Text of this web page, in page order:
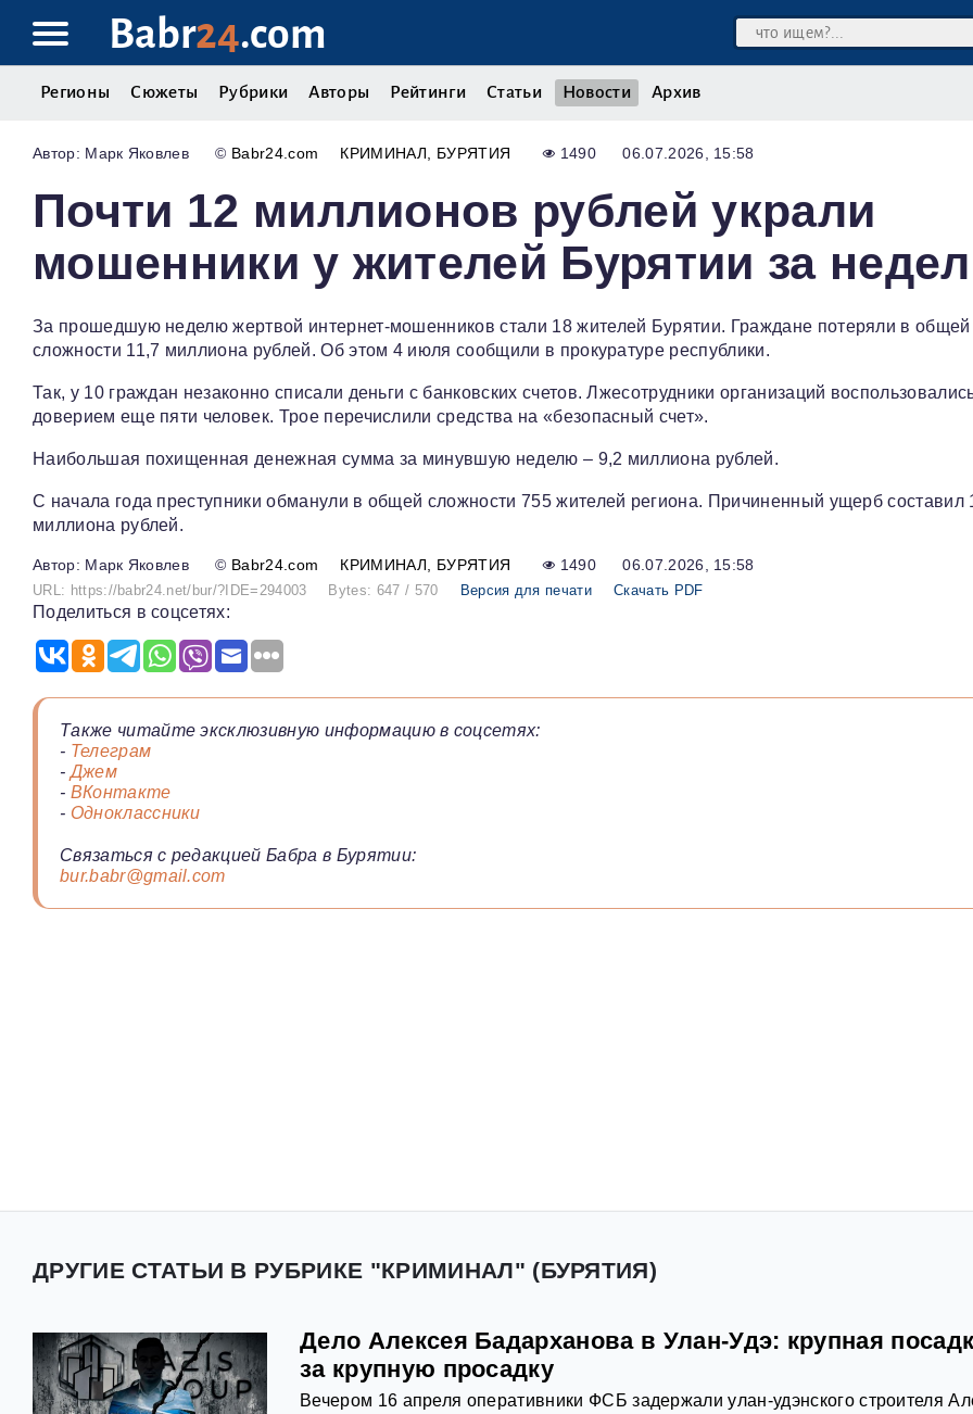
Babr24.com
Регионы Сюжеты Рубрики Авторы Рейтинги Статьи Новости Архив
Марк Яковлев © Babr24.com КРИМИНАЛ БУРЯТИЯ 1490 06.07.2026, 15:58
Почти 12 миллионов рублей украли
мошенники у жителей Бурятии за
За прошедшую неделю жертвой интернет-мошенников стали 18 жителей Бурятии. Граждане потеряли в общей
сложности 11,7 миллиона рублей. Об этом 4 июля сообщили в прокуратуре республики.
Так, у 10 граждан незаконно списали деньги с банковских счетов. Лжесотрудники организаций
доверием еще пяти человек. Трое перечислили средства на «безопасный счет».
Наибольшая похищенная денежная сумма за минувшую неделю – 9,2 миллиона рублей.
C начала года преступники обманули в общей сложности 755 жителей региона. Причиненный ущерб составил
миллиона рублей.
Марк Яковлев © Babr24.com КРИМИНАЛ БУРЯТИЯ 1490 06.07.2026, 15:58
URL: https://babr24.net/bur/?IDE=294003 Bytes: 647 / 570 Версия для печати Скачать PDF
Поделиться в соцсетях:
Также читайте эксклюзивную информацию в соцсетях:
- Телеграм
-Джем
- ВКонтакте
- Одноклассники
Связаться с редакцией Бабра в Бурятии:
bur.babr@gmail.com
ДРУГИЕ СТАТЬИ В РУБРИКЕ "КРИМИНАЛ" (БУРЯТИЯ)
Дело Алексея Бадарханова в Улан-Удэ: крупная
за крупную просадку
Вечером 16 апреля оперативники ФСБ задержали улан-удэнского строителя